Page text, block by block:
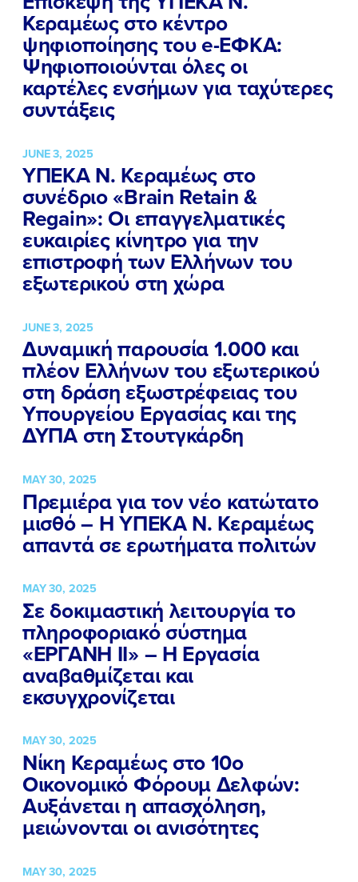
Κεραμέως στο κέντρο
ψηφιοποίησης του e-ΕΦΚΑ:
Ψηφιοποιούνται όλες οι
καρτέλες ενσήμων για ταχύτερες
συντάξεις
JUNE 3, 2025
ΥΠΕΚΑ Ν. Κεραμέως στο
συνέδριο «Brain Retain &
Regain»: Οι επαγγελματικές
ευκαιρίες κίνητρο για την
επιστροφή των Ελλήνων του
εξωτερικού στη χώρα
JUNE 3, 2025
Δυναμική παρουσία 1.000 και
πλέον Ελλήνων του εξωτερικού
στη δράση εξωστρέφειας του
Υπουργείου Εργασίας και της
ΔΥΠΑ στη Στουτγκάρδη
MAY 30, 2025
Πρεμιέρα για τον νέο κατώτατο
μισθό – Η ΥΠΕΚΑ Ν. Κεραμέως
απαντά σε ερωτήματα πολιτών
MAY 30, 2025
Σε δοκιμαστική λειτουργία το
πληροφοριακό σύστημα
«ΕΡΓΑΝΗ ΙΙ» – Η Εργασία
αναβαθμίζεται και
εκσυγχρονίζεται
MAY 30, 2025
Νίκη Κεραμέως στο 10ο
Οικονομικό Φόρουμ Δελφών:
Αυξάνεται η απασχόληση,
μειώνονται οι ανισότητες
MAY 30, 2025